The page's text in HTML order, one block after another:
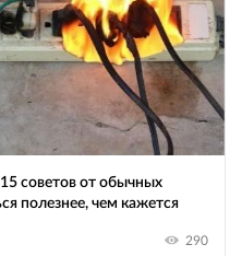
советов от обычных
полезнее, чем кажется
290